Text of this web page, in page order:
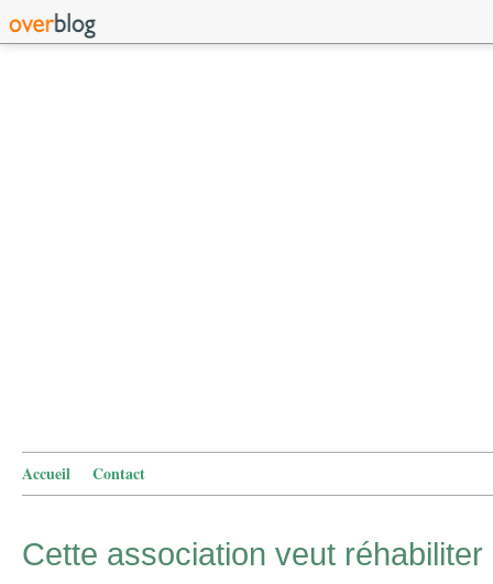
Accueil Contact
Cette association veut